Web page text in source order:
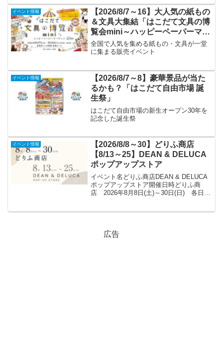
イベント情報
【2026/8/7～16】大人気の紙もの
＆文具大集結「はこだて文具の博
覧会mini～ハッピーペーパーマー
ケット～」
全国で人気を集める紙もの・文具が一堂
に集まる販売イベント
イベント情報
【2026/8/7～8】豪華景品が当た
るかも？「はこだて自由市場 誕
生祭」
はこだて自由市場の新生オープン30年を
記念した誕生祭
イベント情報
【2026/8/8～30】どりふ商店
【8/13～25】DEAN & DELUCA
ポップアップストア
イベント名どりふ商店DEAN & DELUCA
ポップアップストア開催日時どりふ商
店 2026年8月8日(土)～30日(日) 各日
広告